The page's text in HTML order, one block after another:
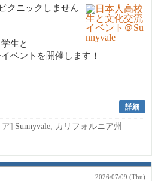
クニックしません
生と
ベントを開催します！
詳細
ア] Sunnyvale, カリフォルニア州
2026/07/09 (Thu)